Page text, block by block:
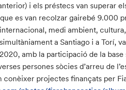
i els préstecs van superar
es van recolzar gairebé 9.000
medi ambient,
a Santiago i a Torí,
amb la participació de la base
persones sòcies d’arreu de
conèixer projectes finançats per